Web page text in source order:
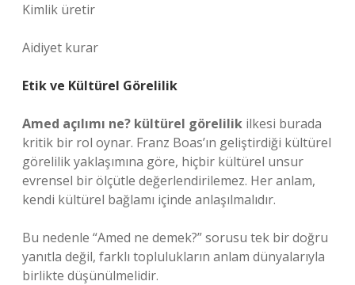
Kimlik üretir
Aidiyet kurar
Etik ve Kültürel Görelilik
Amed açılımı ne? kültürel görelilik ilkesi burada
kritik bir rol oynar. Franz Boas’ın geliştirdiği kültürel
görelilik yaklaşımına göre, hiçbir kültürel unsur
evrensel bir ölçütle değerlendirilemez. Her anlam,
kendi kültürel bağlamı içinde anlaşılmalıdır.
Bu nedenle “Amed ne demek?” sorusu tek bir doğru
yanıtla değil, farklı toplulukların anlam dünyalarıyla
birlikte düşünülmelidir.